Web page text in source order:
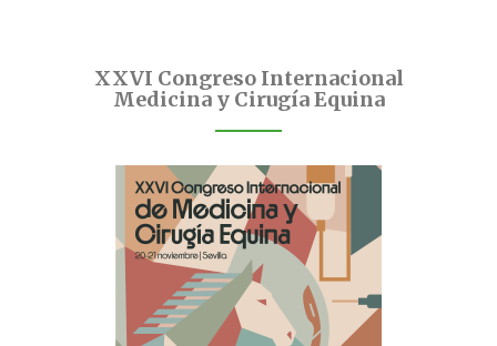
XXVI Congreso Internacional
Medicina y Cirugía Equina